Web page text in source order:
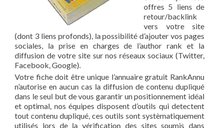
offres 5 liens de
retour/backlink
vers votre site
(dont 3 liens profonds), la possibilité d’ajouter vos pages
sociales, la prise en charges de l’author rank et la
diffusion de votre site sur nos réseaux sociaux (Twitter,
Facebook, Google).
Votre fiche doit être unique l’annuaire gratuit RankAnnu
n’autorise en aucun cas la diffusion de contenu dupliqué
dans le seul but de vous garantir un positionnement idéal
et optimal, nos équipes disposent d’outils qui detectent
tout contenu dupliqué, ces outils sont systèmatiquement
utilisés lors de la vérification des sites soumis dans